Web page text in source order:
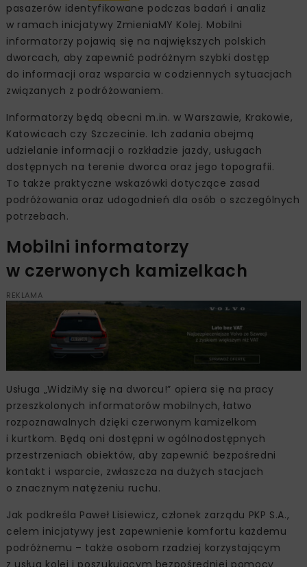
pasażerów identyfikowane podczas badań i analiz
w ramach inicjatywy ZmieniaMY Kolej. Mobilni
informatorzy pojawią się na największych polskich
dworcach, aby zapewnić podróżnym szybki dostęp
do informacji oraz wsparcia w codziennych sytuacjach
związanych z podróżowaniem.
Informatorzy będą obecni m.in. w Warszawie, Krakowie,
Katowicach czy Szczecinie. Ich zadania obejmą
udzielanie informacji o rozkładzie jazdy, usługach
dostępnych na terenie dworca oraz jego topografii.
To także praktyczne wskazówki dotyczące zasad
podróżowania oraz udogodnień dla osób o szczególnych
potrzebach.
Mobilni informatorzy
w czerwonych kamizelkach
REKLAMA
Usługa „WidziMy się na dworcu!” opiera się na pracy
przeszkolonych informatorów mobilnych, łatwo
rozpoznawalnych dzięki czerwonym kamizelkom
i kurtkom. Będą oni dostępni w ogólnodostępnych
przestrzeniach obiektów, aby zapewnić bezpośredni
kontakt i wsparcie, zwłaszcza na dużych stacjach
o znacznym natężeniu ruchu.
Jak podkreśla Paweł Lisiewicz, członek zarządu PKP S.A.,
celem inicjatywy jest zapewnienie komfortu każdemu
podróżnemu – także osobom rzadziej korzystającym
z usług kolei i poszukującym bezpośredniej pomocy